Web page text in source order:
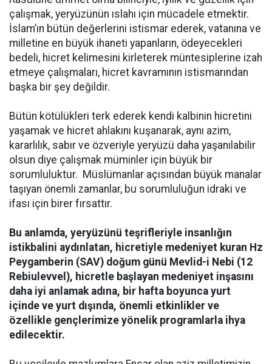
çalışmak, yeryüzünün ıslahı için mücadele etmektir.
İslam’ın bütün değerlerini istismar ederek, vatanına ve
milletine en büyük ihaneti yapanların, ödeyecekleri
bedeli, hicret kelimesini kirleterek müntesiplerine izah
etmeye çalışmaları, hicret kavramının istismarından
başka bir şey değildir.
Bütün kötülükleri terk ederek kendi kalbinin hicretini
yaşamak ve hicret ahlakını kuşanarak, aynı azim,
kararlılık, sabır ve özveriyle yeryüzü daha yaşanılabilir
olsun diye çalışmak müminler için büyük bir
sorumluluktur. Müslümanlar açısından büyük manalar
taşıyan önemli zamanlar, bu sorumluluğun idraki ve
ifası için birer fırsattır.
Bu anlamda, yeryüzünü teşrifleriyle insanlığın
istikbalini aydınlatan, hicretiyle medeniyet kuran Hz
Peygamberin (SAV) doğum günü Mevlid-i Nebi (12
Rebiulevvel), hicretle başlayan medeniyet inşasını
daha iyi anlamak adına, bir hafta boyunca yurt
içinde ve yurt dışında, önemli etkinlikler ve
özellikle gençlerimize yönelik programlarla ihya
edilecektir.